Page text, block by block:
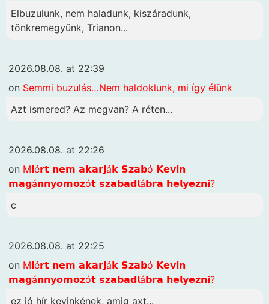
Elbuzulunk, nem haladunk, kiszáradunk,
tönkremegyünk, Trianon...
2026.08.08. at 22:39
on Semmi buzulás…Nem haldoklunk, mi így élünk
Azt ismered? Az megvan? A réten...
2026.08.08. at 22:26
on M𝗶é𝗿𝘁 𝗻𝗲𝗺 𝗮𝗸𝗮𝗿𝗷á𝗸 𝗦𝘇𝗮𝗯ó 𝗞𝗲𝘃𝗶𝗻
𝗺𝗮𝗴á𝗻𝗻𝘆𝗼𝗺𝗼𝘇ó𝘁 𝘀𝘇𝗮𝗯𝗮𝗱𝗹á𝗯𝗿𝗮 𝗵𝗲𝗹𝘆𝗲𝘇𝗻𝗶?
c
2026.08.08. at 22:25
on M𝗶é𝗿𝘁 𝗻𝗲𝗺 𝗮𝗸𝗮𝗿𝗷á𝗸 𝗦𝘇𝗮𝗯ó 𝗞𝗲𝘃𝗶𝗻
𝗺𝗮𝗴á𝗻𝗻𝘆𝗼𝗺𝗼𝘇ó𝘁 𝘀𝘇𝗮𝗯𝗮𝗱𝗹á𝗯𝗿𝗮 𝗵𝗲𝗹𝘆𝗲𝘇𝗻𝗶?
ez jó hír kevinkének, amig axt...